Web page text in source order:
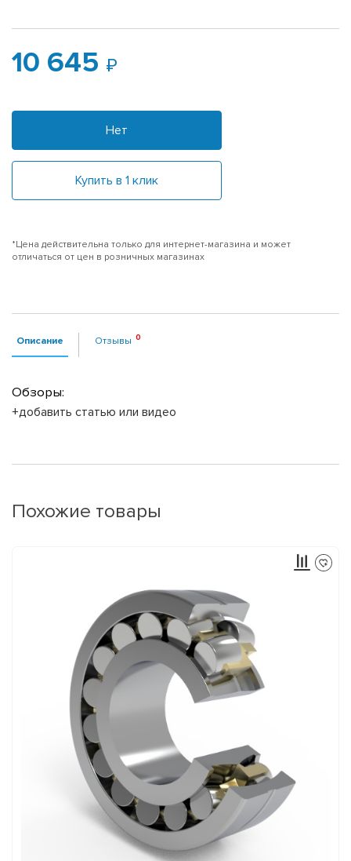
10 645
Нет
Купить в 1 клик
*Цена действительна только для интернет-магазина и может
отличаться от цен в розничных магазинах
Описание Отзывы
Обзоры:
+добавить статью или видео
Похожие товары